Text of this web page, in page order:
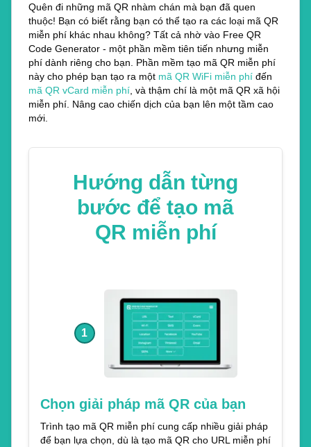
Quên đi những mã QR nhàm chán mà bạn đã quen
thuộc! Bạn có biết rằng bạn có thể tạo ra các loại mã QR
miễn phí khác nhau không? Tất cả nhờ vào Free QR
Code Generator - một phần mềm tiên tiến nhưng miễn
phí dành riêng cho bạn. Phần mềm tạo mã QR miễn phí
này cho phép bạn tạo ra một mã QR WiFi miễn phí đến
mã QR vCard miễn phí , và thậm chí là một mã QR xã hội
miễn phí. Nâng cao chiến dịch của bạn lên một tầm cao
mới.
Hướng dẫn từng
bước để tạo mã
QR miễn phí
1
Chọn giải pháp mã QR của bạn
Trình tạo mã QR miễn phí cung cấp nhiều giải pháp
để bạn lựa chọn, dù là tạo mã QR cho URL miễn phí